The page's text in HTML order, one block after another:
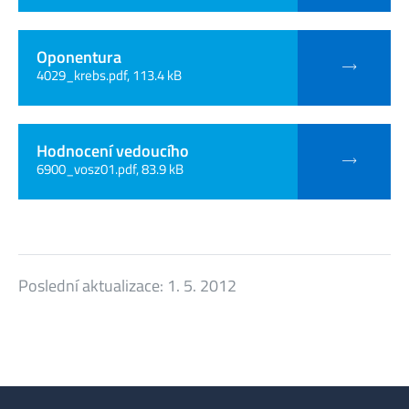
Oponentura
4029_krebs.pdf, 113.4 kB
Hodnocení vedoucího
6900_vosz01.pdf, 83.9 kB
Poslední aktualizace: 1. 5. 2012